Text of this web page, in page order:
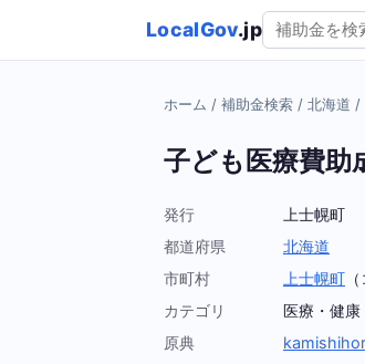
LocalGov.jp
ホーム / 補助金検索 / 北海道 /
子ども医療費助
発行
上士幌町
都道府県
北海道
市町村
上士幌町
カテゴリ
医療・健康
原典